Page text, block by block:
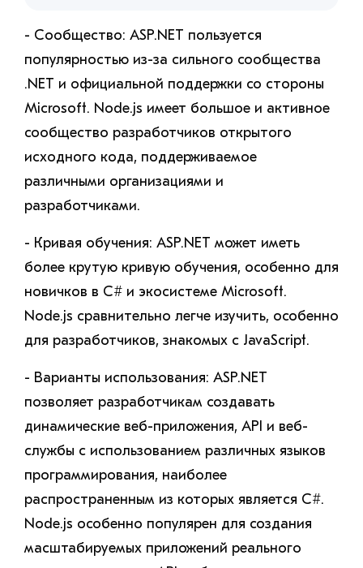
- Сообщество: ASP.NET пользуется
популярностью из-за сильного сообщества
.NET и официальной поддержки со стороны
Microsoft. Node.js имеет большое и активное
сообщество разработчиков открытого
исходного кода, поддерживаемое
различными организациями и
разработчиками.
- Кривая обучения: ASP.NET может иметь
более крутую кривую обучения, особенно для
новичков в C# и экосистеме Microsoft.
Node.js сравнительно легче изучить, особенно
для разработчиков, знакомых с JavaScript.
- Варианты использования: ASP.NET
позволяет разработчикам создавать
динамические веб-приложения, API и веб-
службы с использованием различных языков
программирования, наиболее
распространенным из которых является C#.
Node.js особенно популярен для создания
масштабируемых приложений реального